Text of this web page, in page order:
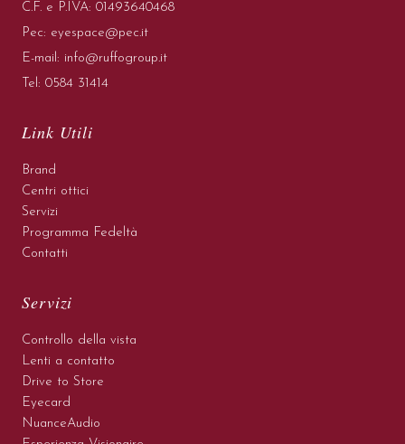
C.F. e P.IVA: 01493640468
Pec: eyespace@pec.it
E-mail: info@ruffogroup.it
Tel: 0584 31414
Link Utili
Brand
Centri ottici
Servizi
Programma Fedeltà
Contatti
Servizi
Controllo della vista
Lenti a contatto
Drive to Store
Eyecard
NuanceAudio